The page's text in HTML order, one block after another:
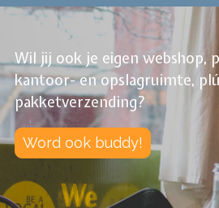
Wil jij ook je eigen webshop,
kantoor- en opslagruimte,
pakketverzending?
Word ook buddy!